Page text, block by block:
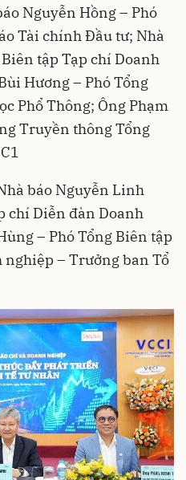
Nguyễn Hồng – Phó
Tài chính Đầu tư; Nhà
tập Tạp chí Doanh
Hương – Phó Tổng
Phổ Thông; Ông Phạm
Truyền thông Tổng
báo Nguyễn Linh
chí Diễn đàn Doanh
– Phó Tổng Biên tập
nghiệp – Trưởng ban Tổ